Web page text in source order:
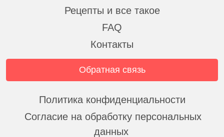
Рецепты и все такое
FAQ
Контакты
Обратная связь
Политика конфиденциальности
Согласие на обработку персональных
данных